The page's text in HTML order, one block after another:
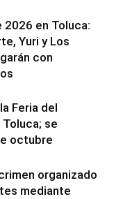
2026 en Toluca:
Yuri y Los
con
Feria del
se
octubre
organizado
mediante